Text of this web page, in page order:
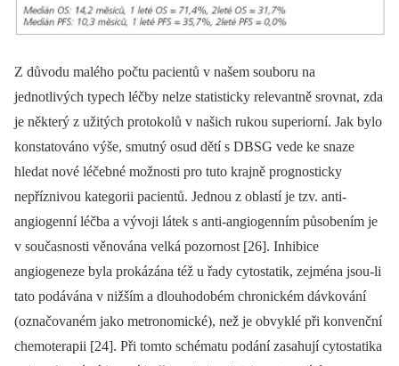
Z důvodu malého počtu pacientů v našem souboru na
jednotlivých typech léčby nelze statisticky relevantně srovnat, zda
je některý z užitých protokolů v našich rukou superiorní. Jak bylo
konstatováno výše, smutný osud dětí s DBSG vede ke snaze
hledat nové léčebné možnosti pro tuto krajně prognosticky
nepříznivou kategorii pacientů. Jednou z oblastí je tzv. anti-
angiogenní léčba a vývoji látek s anti-angiogenním působením je
v současnosti věnována velká pozornost [26]. Inhibice
angiogeneze byla prokázána též u řady cytostatik, zejména jsou-li
tato podávána v nižším a dlouhodobém chronickém dávkování
(označovaném jako metronomické), než je obvyklé při konvenční
chemoterapii [24]. Při tomto schématu podání zasahují cytostatika